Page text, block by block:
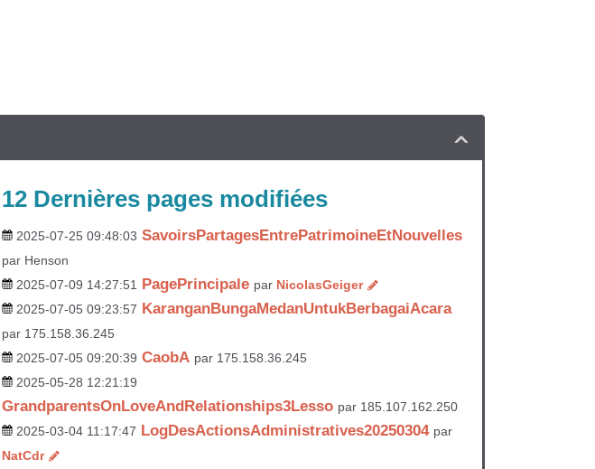
12 Dernières pages modifiées
2025-07-25 09:48:03 SavoirsPartagesEntrePatrimoineEtNouvelles
par Henson
2025-07-09 14:27:51 PagePrincipale par NicolasGeiger
2025-07-05 09:23:57 KaranganBungaMedanUntukBerbagaiAcara
par 175.158.36.245
2025-07-05 09:20:39 CaobA par 175.158.36.245
2025-05-28 12:21:19
GrandparentsOnLoveAndRelationships3Lesso par 185.107.162.250
2025-03-04 11:17:47 LogDesActionsAdministratives20250304 par
NatCdr